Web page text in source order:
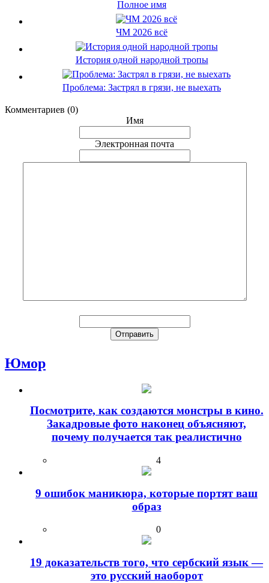
Полное имя
ЧМ 2026 всё
История одной народной тропы
Проблема: Застрял в грязи, не выехать
Комментариев (0)
Имя
Электронная почта
Юмор
Посмотрите, как создаются монстры в кино.
Закадровые фото наконец объясняют,
почему получается так реалистично
4
9 ошибок маникюра, которые портят ваш
образ
0
19 доказательств того, что сербский язык —
это русский наоборот